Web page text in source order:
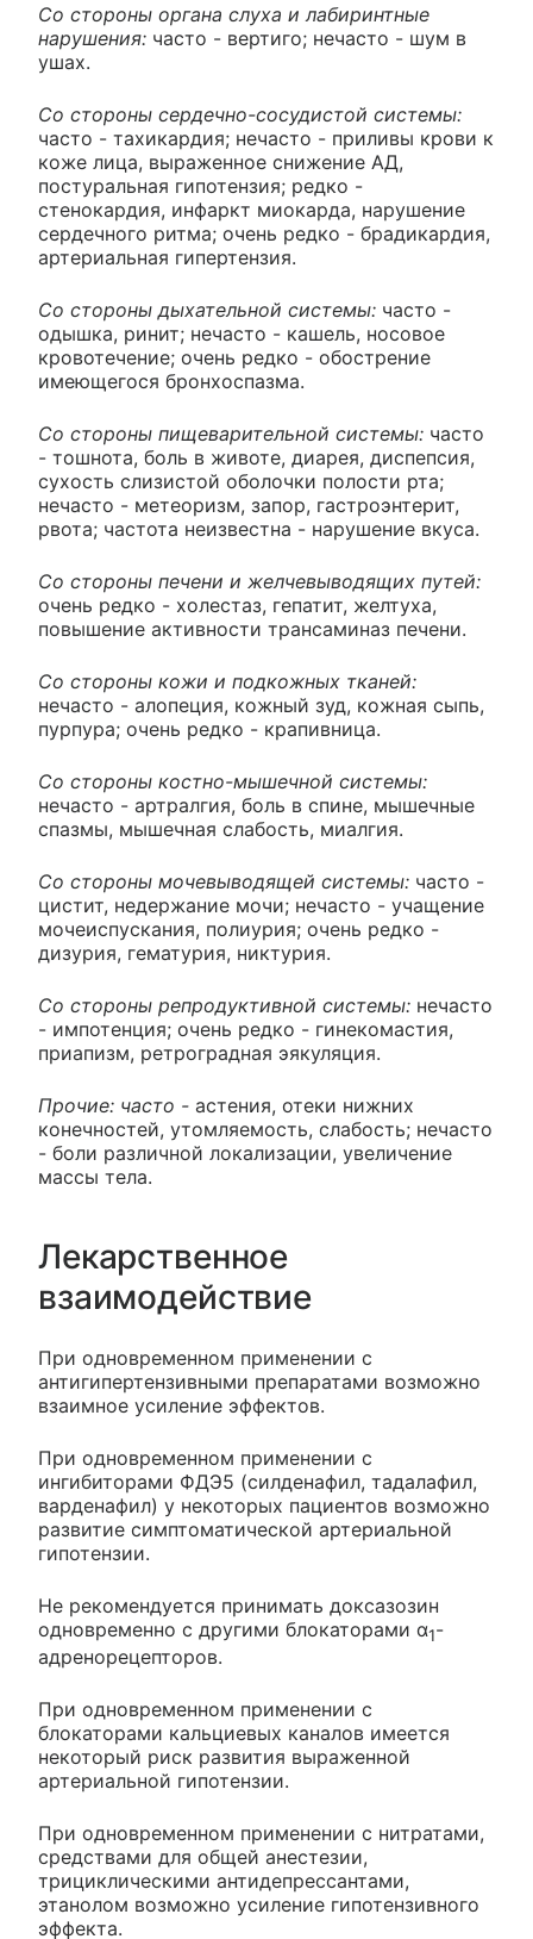
Со стороны органа слуха и лабиринтные
нарушения: часто - вертиго; нечасто - шум в
ушах.
Со стороны сердечно-сосудистой системы:
часто - тахикардия; нечасто - приливы крови к
коже лица, выраженное снижение АД,
постуральная гипотензия; редко -
стенокардия, инфаркт миокарда, нарушение
сердечного ритма; очень редко - брадикардия,
артериальная гипертензия.
Со стороны дыхательной системы: часто -
одышка, ринит; нечасто - кашель, носовое
кровотечение; очень редко - обострение
имеющегося бронхоспазма.
Со стороны пищеварительной системы: часто
- тошнота, боль в животе, диарея, диспепсия,
сухость слизистой оболочки полости рта;
нечасто - метеоризм, запор, гастроэнтерит,
рвота; частота неизвестна - нарушение вкуса.
Со стороны печени и желчевыводящих путей:
очень редко - холестаз, гепатит, желтуха,
повышение активности трансаминаз печени.
Со стороны кожи и подкожных тканей:
нечасто - алопеция, кожный зуд, кожная сыпь,
пурпура; очень редко - крапивница.
Со стороны костно-мышечной системы:
нечасто - артралгия, боль в спине, мышечные
спазмы, мышечная слабость, миалгия.
Со стороны мочевыводящей системы: часто -
цистит, недержание мочи; нечасто - учащение
мочеиспускания, полиурия; очень редко -
дизурия, гематурия, никтурия.
Со стороны репродуктивной системы: нечасто
- импотенция; очень редко - гинекомастия,
приапизм, ретроградная эякуляция.
Прочие: часто - астения, отеки нижних
конечностей, утомляемость, слабость; нечасто
- боли различной локализации, увеличение
массы тела.
Лекарственное
взаимодействие
При одновременном применении с
антигипертензивными препаратами возможно
взаимное усиление эффектов.
При одновременном применении с
ингибиторами ФДЭ5 (силденафил, тадалафил,
варденафил) у некоторых пациентов возможно
развитие симптоматической артериальной
гипотензии.
Не рекомендуется принимать доксазозин
одновременно с другими блокаторами α1-
адренорецепторов.
При одновременном применении с
блокаторами кальциевых каналов имеется
некоторый риск развития выраженной
артериальной гипотензии.
При одновременном применении с нитратами,
средствами для общей анестезии,
трициклическими антидепрессантами,
этанолом возможно усиление гипотензивного
эффекта.